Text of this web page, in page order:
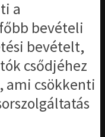
a
bevételi
bevételt,
csődjéhez
ami csökkenti